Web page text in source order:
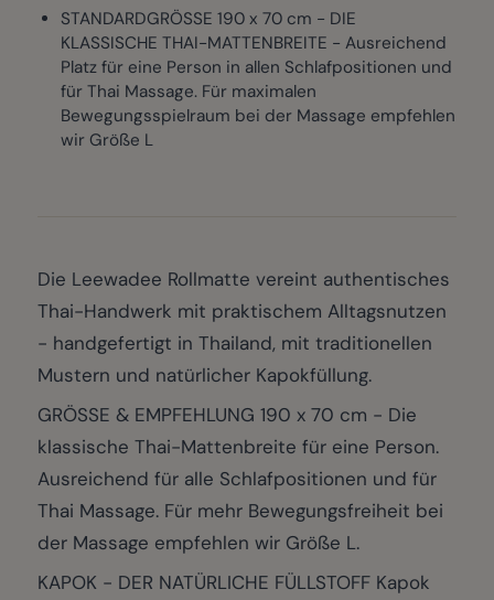
STANDARDGRÖSSE 190 x 70 cm - DIE
KLASSISCHE THAI-MATTENBREITE - Ausreichend
Platz für eine Person in allen Schlafpositionen und
für Thai Massage. Für maximalen
Bewegungsspielraum bei der Massage empfehlen
wir Größe L
Die Leewadee Rollmatte vereint authentisches
Thai-Handwerk mit praktischem Alltagsnutzen
- handgefertigt in Thailand, mit traditionellen
Mustern und natürlicher Kapokfüllung.
GRÖSSE & EMPFEHLUNG 190 x 70 cm - Die
klassische Thai-Mattenbreite für eine Person.
Ausreichend für alle Schlafpositionen und für
Thai Massage. Für mehr Bewegungsfreiheit bei
der Massage empfehlen wir Größe L.
KAPOK - DER NATÜRLICHE FÜLLSTOFF Kapok